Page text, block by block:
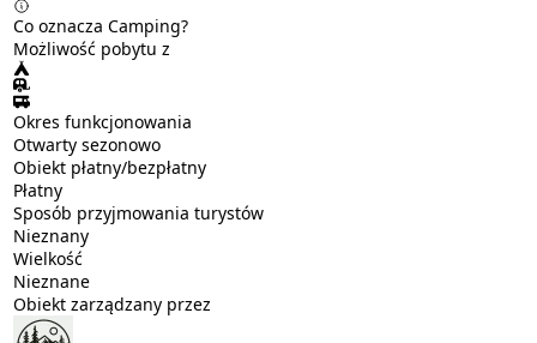
Co oznacza Camping?
Możliwość pobytu z
Okres funkcjonowania
Otwarty sezonowo
Obiekt płatny/bezpłatny
Płatny
Sposób przyjmowania turystów
Nieznany
Wielkość
Nieznane
Obiekt zarządzany przez